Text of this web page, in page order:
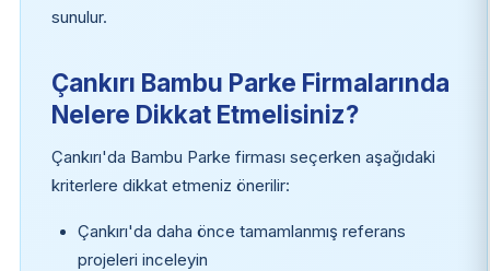
sunulur.
Çankırı Bambu Parke Firmalarında
Nelere Dikkat Etmelisiniz?
Çankırı'da Bambu Parke firması seçerken aşağıdaki
kriterlere dikkat etmeniz önerilir:
Çankırı'da daha önce tamamlanmış referans
projeleri inceleyin